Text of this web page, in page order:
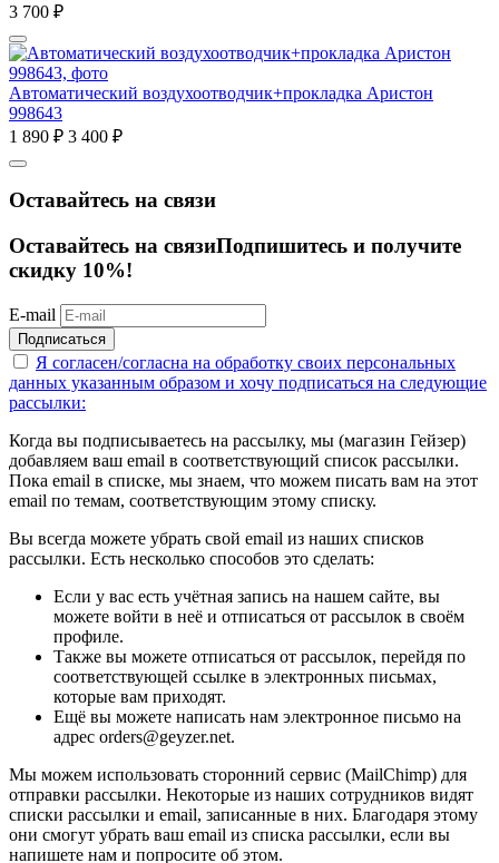
3 700 ₽
Автоматический воздухоотводчик+прокладка Аристон
998643
1 890 ₽ 3 400 ₽
Оставайтесь на связи
Оставайтесь на связиПодпишитесь и получите
скидку 10%!
E-mail
Подписаться
Я согласен/согласна на обработку своих персональных
данных указанным образом и хочу подписаться на следующие
рассылки:
Когда вы подписываетесь на рассылку, мы (магазин Гейзер)
добавляем ваш email в соответствующий список рассылки.
Пока email в списке, мы знаем, что можем писать вам на этот
email по темам, соответствующим этому списку.
Вы всегда можете убрать свой email из наших списков
рассылки. Есть несколько способов это сделать:
Если у вас есть учётная запись на нашем сайте, вы
можете войти в неё и отписаться от рассылок в своём
профиле.
Также вы можете отписаться от рассылок, перейдя по
соответствующей ссылке в электронных письмах,
которые вам приходят.
Ещё вы можете написать нам электронное письмо на
адрес orders@geyzer.net.
Мы можем использовать сторонний сервис (MailChimp) для
отправки рассылки. Некоторые из наших сотрудников видят
списки рассылки и email, записанные в них. Благодаря этому
они смогут убрать ваш email из списка рассылки, если вы
напишете нам и попросите об этом.